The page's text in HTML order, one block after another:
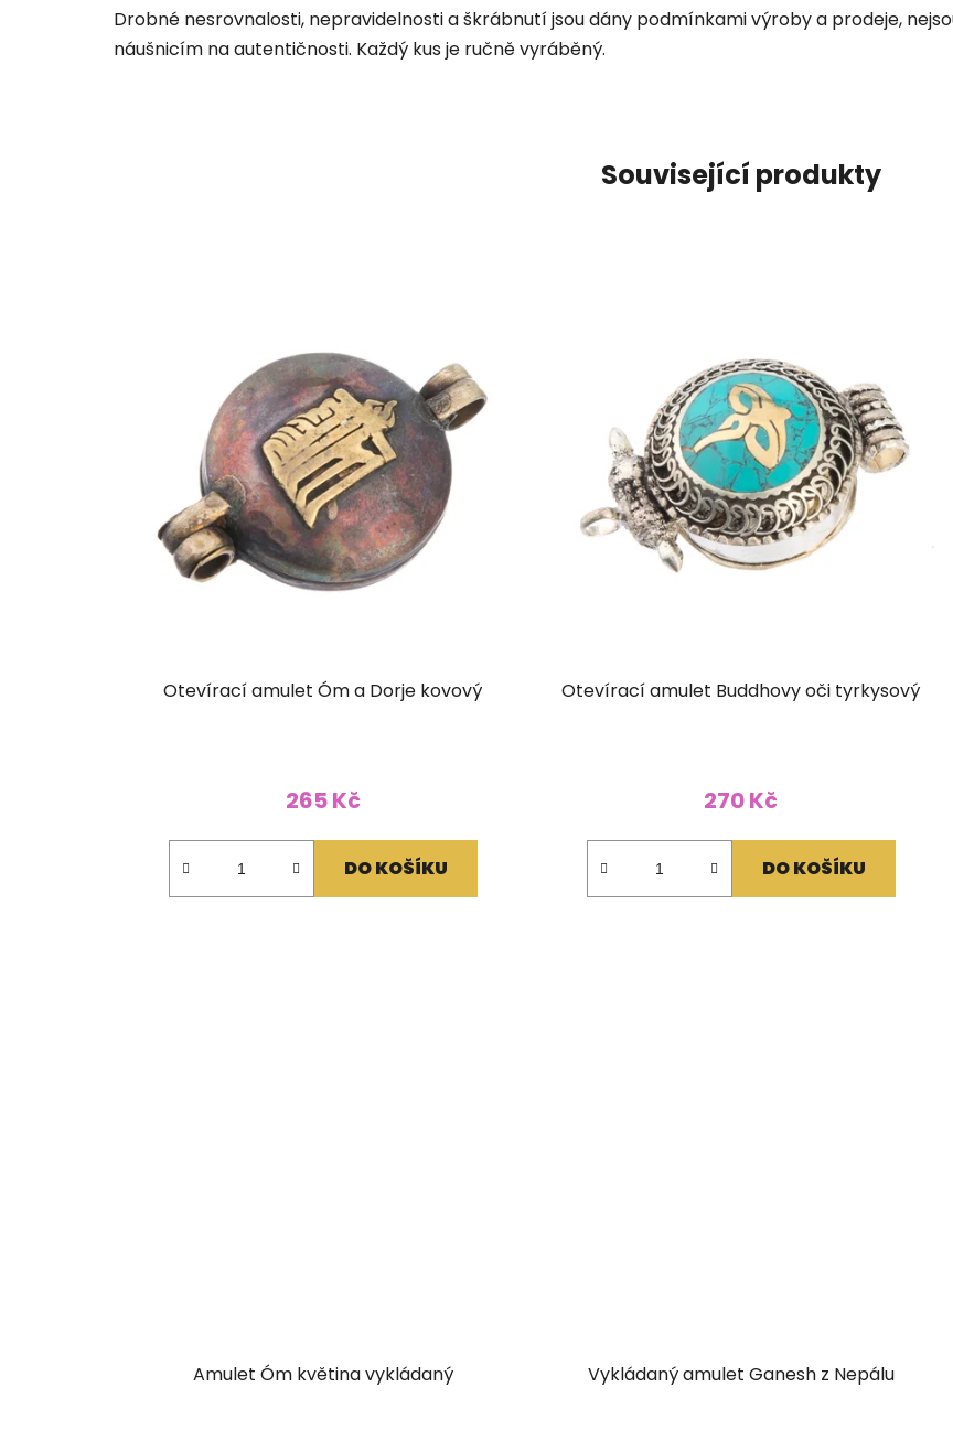
Drobné nesrovnalosti, nepravidelnosti a škrábnutí jsou dány podmínkami výroby a prodeje,
náušnicím na autentičnosti. Každý kus je ručně vyráběný.
Související produkty
Otevírací amulet Óm a Dorje kovový
265 Kč
DO KOŠÍKU
Otevírací amulet Buddhovy oči tyrkysový
270 Kč
DO KOŠÍKU
Amulet Óm květina vykládaný Vykládaný amulet Ganesh z Nepálu